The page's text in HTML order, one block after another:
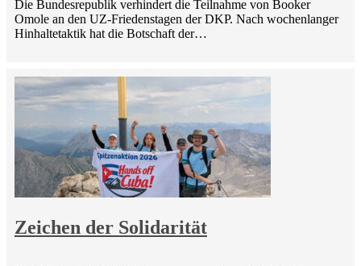
Die Bundesrepublik verhindert die Teilnahme von Booker
Omole an den UZ-Friedenstagen der DKP. Nach wochenlanger
Hinhaltetaktik hat die Botschaft der…
Zeichen der Solidarität